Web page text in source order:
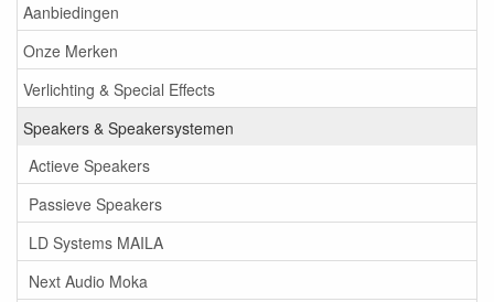
Aanbiedingen
Onze Merken
Verlichting & Special Effects
Speakers & Speakersystemen
Actieve Speakers
Passieve Speakers
LD Systems MAILA
Next Audio Moka